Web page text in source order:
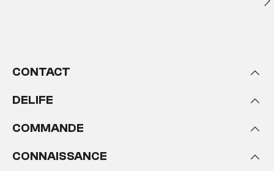
CONTACT
DELIFE
COMMANDE
CONNAISSANCE